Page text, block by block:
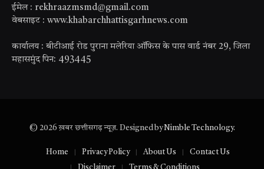
ईमेल : rekhraazmsmd@gmail.com
वेबसाइट : www.khabarchhattisgarhnews.com
कार्यालय : बीटीआई रोड पुराना मलेरिया ऑफिस के पास वार्ड नंबर 29, जिला
महासमुंद पिन: 493445
© 2026 ख़बर छत्तीसगढ़ न्यूज़. Designed byNimble Technology.
Home Privacy Policy About Us
Contact Us
Disclaimer
Terms & Conditions